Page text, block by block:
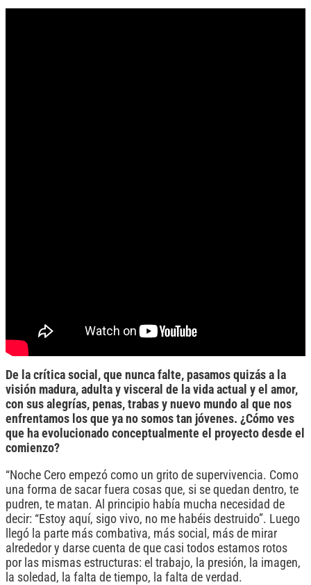
De la crítica social, que nunca falte, pasamos quizás a la
visión madura, adulta y visceral de la vida actual y el amor,
con sus alegrías, penas, trabas y nuevo mundo al que nos
enfrentamos los que ya no somos tan jóvenes. ¿Cómo ves
que ha evolucionado conceptualmente el proyecto desde el
comienzo?
“Noche Cero empezó como un grito de supervivencia. Como
una forma de sacar fuera cosas que, si se quedan dentro, te
pudren, te matan. Al principio había mucha necesidad de
decir: “Estoy aquí, sigo vivo, no me habéis destruido”. Luego
llegó la parte más combativa, más social, más de mirar
alrededor y darse cuenta de que casi todos estamos rotos
por las mismas estructuras: el trabajo, la presión, la imagen,
la soledad, la falta de tiempo, la falta de verdad.